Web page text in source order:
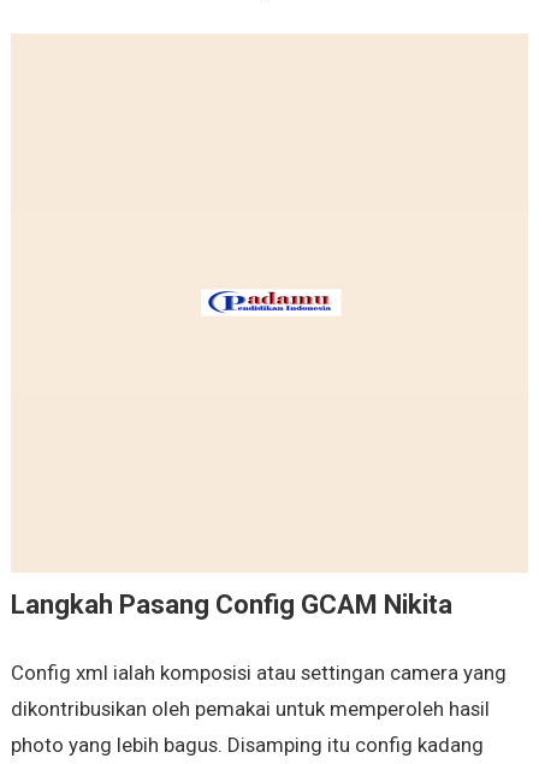
Langkah Pasang Config GCAM Nikita
Config xml ialah komposisi atau settingan camera yang
dikontribusikan oleh pemakai untuk memperoleh hasil
photo yang lebih bagus. Disamping itu config kadang